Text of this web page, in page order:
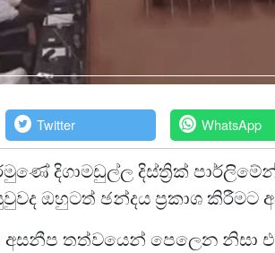
Twitter WhatsApp
දිගාමඩුල්ල දිස්ත්‍රික්
ඔහුටත් ඡන්දය ප්‍රකාශ කිරීමට
අසනීප තත්වයෙන් පෙලෙන නිසා